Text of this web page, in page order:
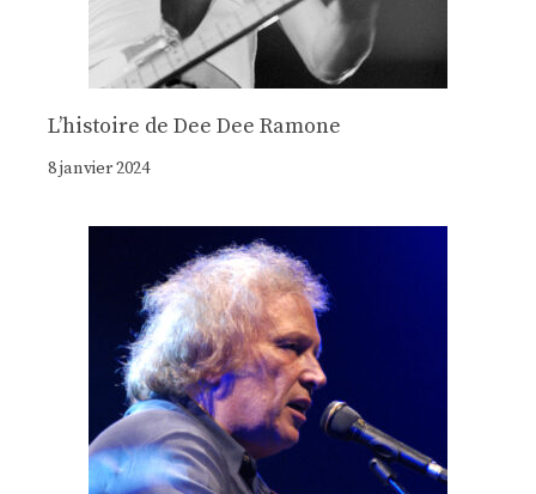
Lʼhistoire de Dee Dee Ramone
8 janvier 2024